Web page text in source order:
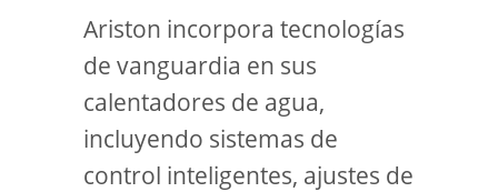
Ariston incorpora tecnologías
de vanguardia en sus
calentadores de agua,
incluyendo sistemas de
control inteligentes, ajustes de